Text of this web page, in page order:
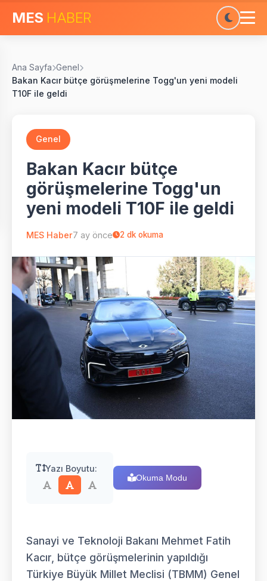
MES HABER
Ana Sayfa Genel
Bakan Kacır bütçe görüşmelerine Togg'un yeni modeli
T10F ile geldi
Genel
Bakan Kacır bütçe
görüşmelerine Togg'un
yeni modeli T10F ile geldi
MES Haber7 ay önce 2 dk okuma
Yazı Boyutu:
Okuma Modu
Sanayi ve Teknoloji Bakanı Mehmet Fatih
Kacır, bütçe görüşmelerinin yapıldığı
Türkiye Büyük Millet Meclisi (TBMM) Genel